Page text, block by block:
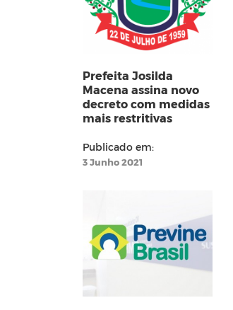
Prefeita Josilda
Macena assina novo
decreto com medidas
mais restritivas
Publicado em:
3 Junho 2021